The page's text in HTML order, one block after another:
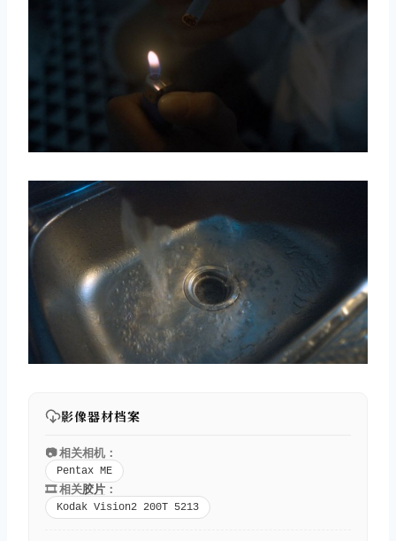
影像器材档案
📷 相关相机：
Pentax ME
🎞️ 相关胶片 ：
Kodak Vision2 200T 5213
取消